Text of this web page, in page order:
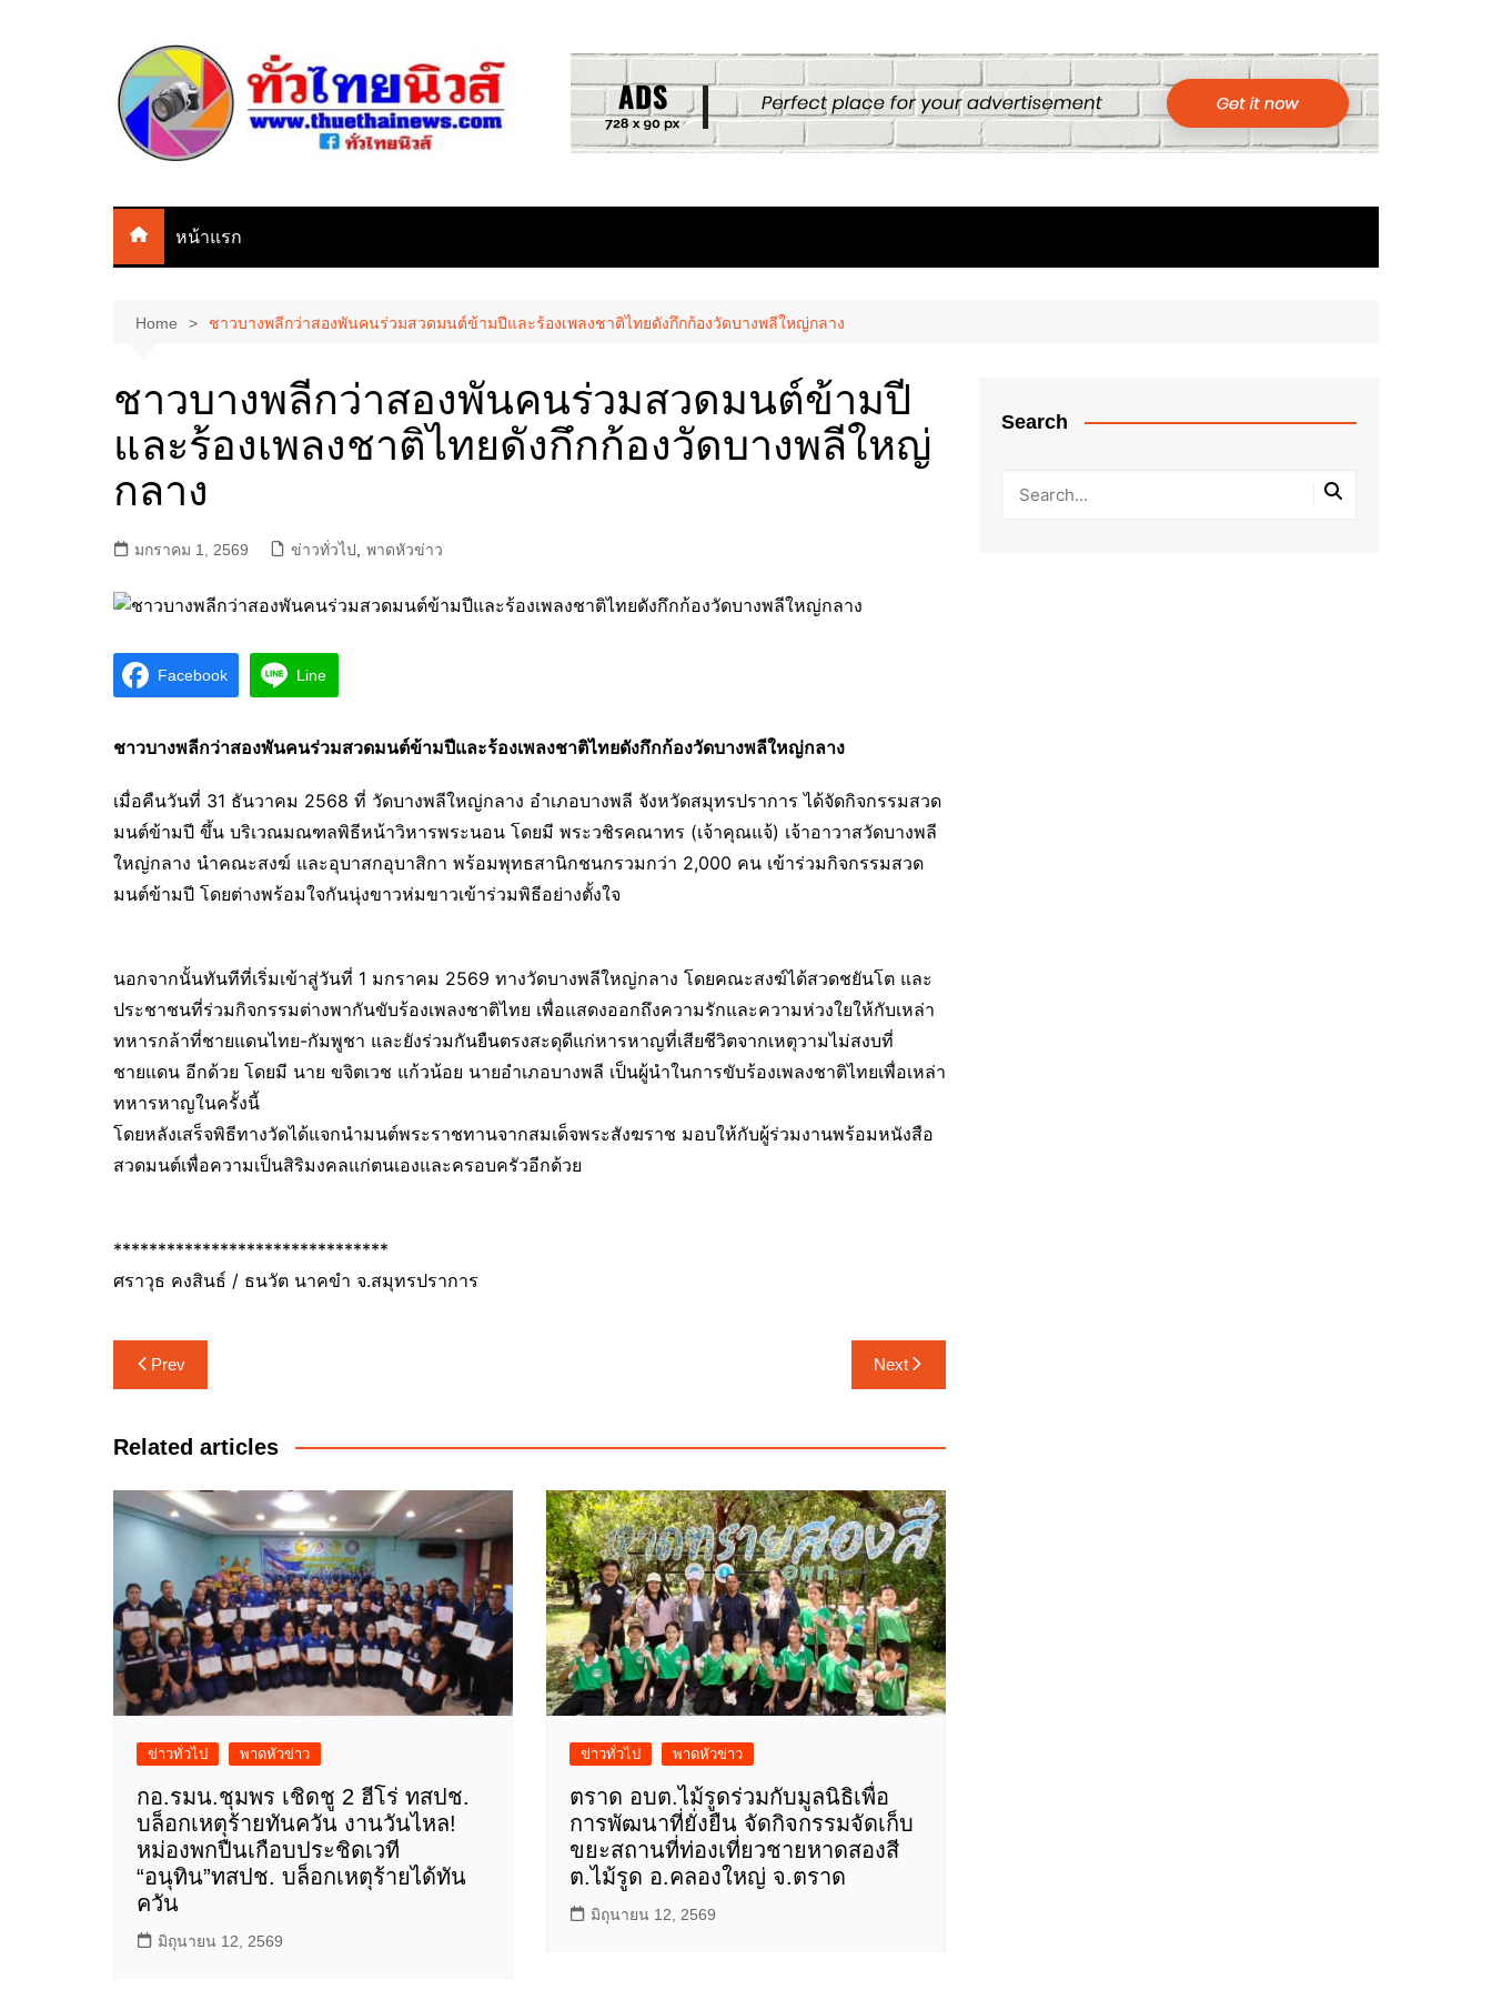
หน้าแรก
Home ชาวบางพลีกว่าสองพันคนร่วมสวดมนต์ข้ามปีและร้องเพลงชาติไทยดังกึกก้องวัดบางพลีใหญ่กลาง
ชาวบางพลีกว่าสองพันคนร่วมสวดมนต์ข้ามปี
และร้องเพลงชาติไทยดังกึกก้องวัดบางพลีใหญ่
กลาง
มกราคม 1, 2569 ข่าวทั่วไป พาดหัวข่าว
Facebook Line
ชาวบางพลีกว่าสองพันคนร่วมสวดมนต์ข้ามปีและร้องเพลงชาติไทยดังกึกก้องวัดบางพลีใหญ่กลาง
เมื่อคืนวันที่ 31 ธันวาคม 2568 ที่ วัดบางพลีใหญ่กลาง อำเภอบางพลี จังหวัดสมุทรปราการ ได้จัดกิจกรรมสวด
มนต์ข้ามปี ขึ้น บริเวณมณฑลพิธีหน้าวิหารพระนอน โดยมี พระวชิรคณาทร (เจ้าคุณแจ้) เจ้าอาวาสวัดบางพลี
ใหญ่กลาง นำคณะสงฆ์ และอุบาสกอุบาสิกา พร้อมพุทธสานิกชนกรวมกว่า 2,000 คน เข้าร่วมกิจกรรมสวด
มนต์ข้ามปี โดยต่างพร้อมใจกันนุ่งขาวห่มขาวเข้าร่วมพิธีอย่างตั้งใจ
นอกจากนั้นทันทีที่เริ่มเข้าสู่วันที่ 1 มกราคม 2569 ทางวัดบางพลีใหญ่กลาง โดยคณะสงฆ์ได้สวดชยันโต และ
ประชาชนที่ร่วมกิจกรรมต่างพากันขับร้องเพลงชาติไทย เพื่อแสดงออกถึงความรักและความห่วงใยให้กับเหล่า
ทหารกล้าที่ชายแดนไทย-กัมพูชา และยังร่วมกันยืนตรงสะดุดีแก่หารหาญที่เสียชีวิตจากเหตุวามไม่สงบที่
ชายแดน อีกด้วย โดยมี นาย ขจิตเวช แก้วน้อย นายอำเภอบางพลี เป็นผู้นำในการขับร้องเพลงชาติไทยเพื่อเหล่า
ทหารหาญในครั้งนี้
โดยหลังเสร็จพิธีทางวัดได้แจกนำมนต์พระราชทานจากสมเด็จพระสังฆราช มอบให้กับผู้ร่วมงานพร้อมหนังสือ
สวดมนต์เพื่อความเป็นสิริมงคลแก่ตนเองและครอบครัวอีกด้วย
*******************************
ศราวุธ คงสินธ์ / ธนวัต นาคขำ จ.สมุทรปราการ
แนะแนว
เรื่อง
Prev Next
Related articles
ข่าวทั่วไป พาดหัวข่าว
กอ.รมน.ชุมพร เชิดชู 2 ฮีโร่ ทสปช.
บล็อกเหตุร้ายทันควัน​ งานวันไหล!
หม่องพกปืนเกือบประชิดเวที
“อนุทิน”ทสปช. บล็อกเหตุร้ายได้ทัน
ควัน
มิถุนายน 12, 2569
ข่าวทั่วไป พาดหัวข่าว
ตราด อบต.ไม้รูดร่วมกับมูลนิธิเพื่อ
การพัฒนาที่ยั่งยืน จัดกิจกรรมจัดเก็บ
ขยะสถานที่ท่องเที่ยวชายหาดสองสี
ต.ไม้รูด อ.คลองใหญ่ จ.ตราด
มิถุนายน 12, 2569
Search